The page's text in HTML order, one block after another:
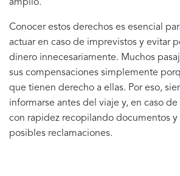
amplio.
Conocer estos derechos es esencial
actuar en caso de imprevistos y evitar
dinero innecesariamente. Muchos
sus compensaciones simplemente
que tienen derecho a ellas. Por eso,
informarse antes del viaje y, en caso
con rapidez recopilando documentos y
posibles reclamaciones.